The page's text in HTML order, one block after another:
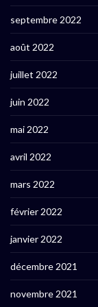
septembre 2022
août 2022
juillet 2022
juin 2022
mai 2022
avril 2022
mars 2022
février 2022
janvier 2022
décembre 2021
novembre 2021